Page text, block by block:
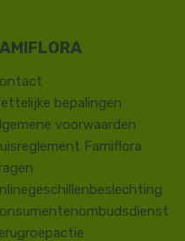
bepalingen
voorwaarden
Famiflora